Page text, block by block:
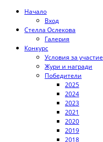
Начало
Вход
Стелла Ослекова
Галерия
Конкурс
Условия за участие
Жури и награди
Победители
2025
2024
2023
2021
2020
2019
2018